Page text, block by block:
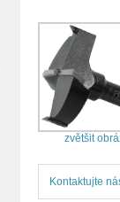
zvětšit
Kontaktujte